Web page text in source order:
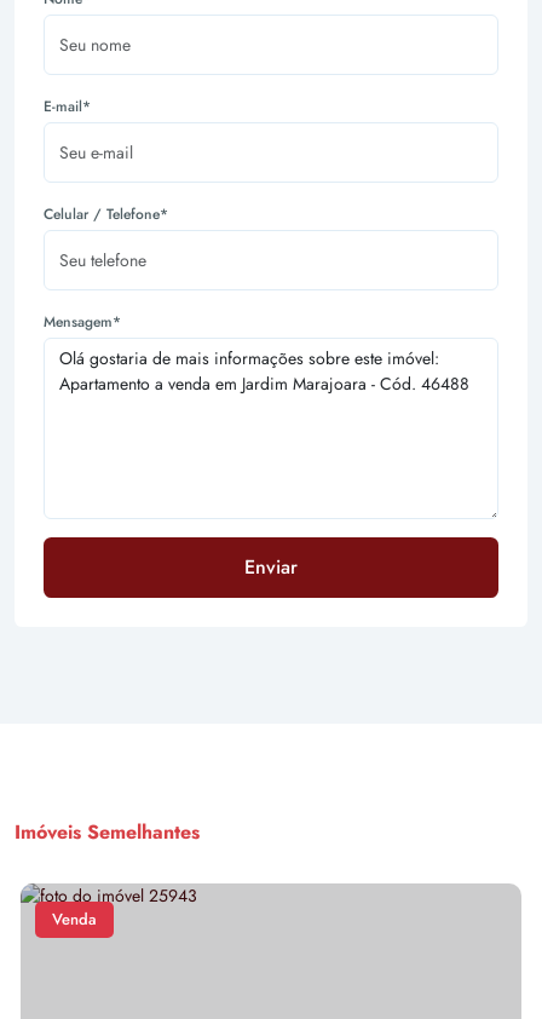
E-mail*
Celular / Telefone*
Mensagem*
Enviar
Imóveis Semelhantes
Venda